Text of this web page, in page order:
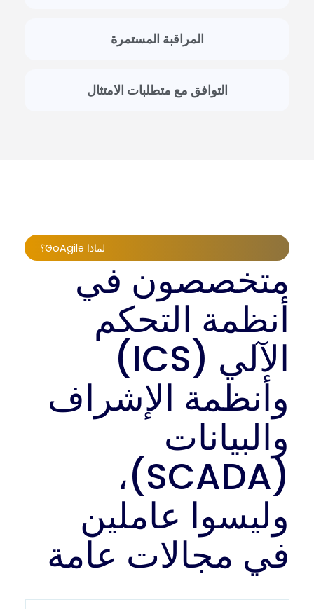
المراقبة المستمرة
التوافق مع متطلبات الامتثال
لماذا GoAgile؟
متخصصون في
أنظمة التحكم
الآلي (ICS)
وأنظمة الإشراف
والبيانات
(SCADA)،
وليسوا عاملين
في مجالات عامة